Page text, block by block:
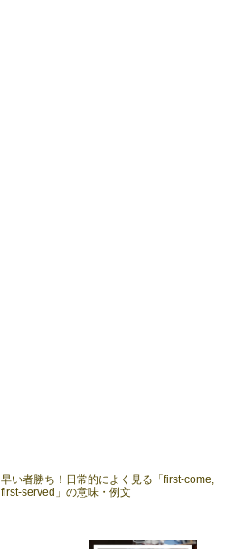
早い者勝ち！日常的によく見る「first-come,
first-served」の意味・例文